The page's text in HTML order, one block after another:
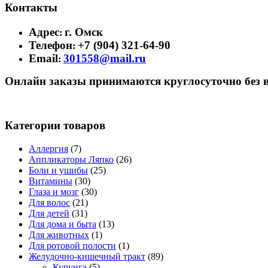
Контакты
Адрес: г. Омск
Телефон: +7 (904) 321-64-90
Email: 301558@mail.ru
Онлайн заказы принимаются круглосуточно без
Категории товаров
Аллергия (7)
Аппликаторы Ляпко (26)
Боли и ушибы (25)
Витамины (30)
Глаза и мозг (30)
Для волос (21)
Для детей (31)
Для дома и быта (13)
Для животных (1)
Для ротовой полости (1)
Желудочно-кишечный тракт (89)